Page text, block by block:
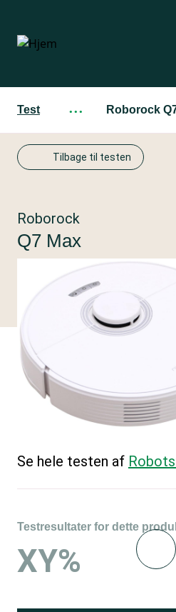
hovedindhold
Test ··· Roborock
Tilbage til testen
Roborock
Q7 Max
Se hele testen af
Testresultater for dette
XY%